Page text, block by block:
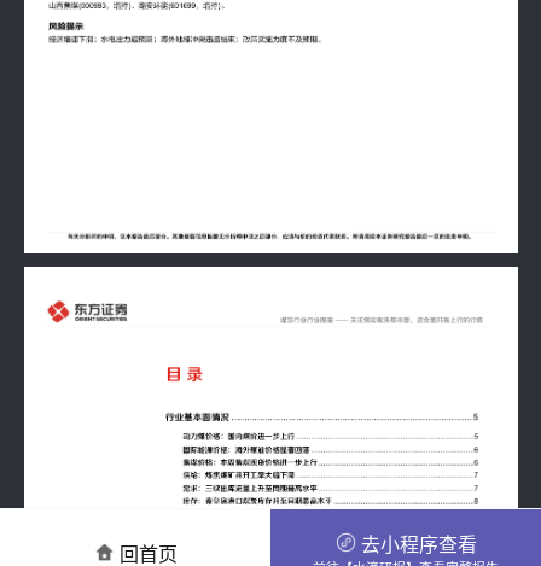
回首页 去小程序查看